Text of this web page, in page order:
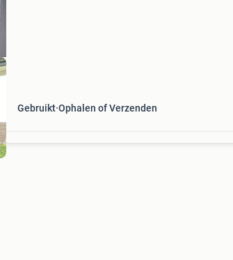
Gebruikt Ophalen of Verzenden